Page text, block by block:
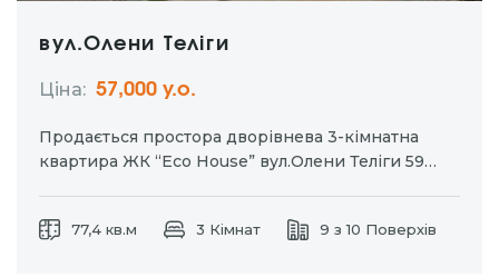
вул.Олени Теліги
Ціна: 57,000 у.о.
Продається простора дворівнева 3-кімнатна
квартира ЖК “Eco House” вул.Олени Теліги 59
окремі кімнати – гардеробна – два св – два
77,4 кв.м 3 Кімнат 9 з 10 Поверхів